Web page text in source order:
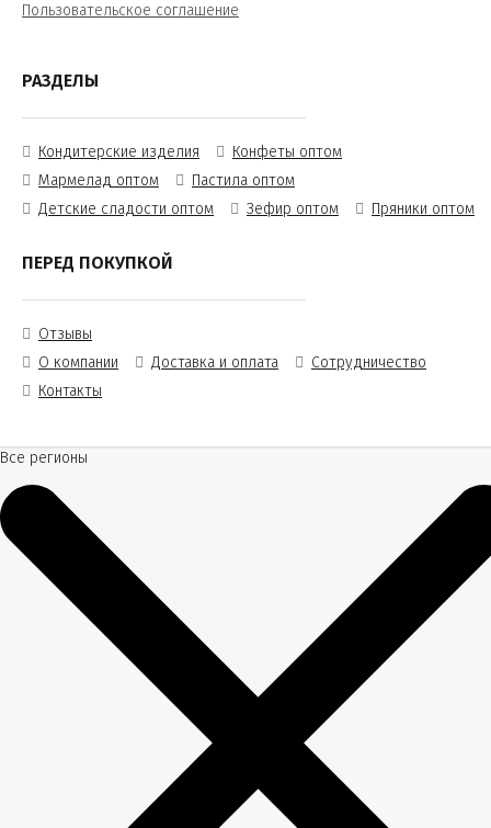
Пользовательское соглашение
РАЗДЕЛЫ
Кондитерские изделия
Конфеты оптом
Мармелад оптом
Пастила оптом
Детские сладости оптом
Зефир оптом Пряники оптом
ПЕРЕД ПОКУПКОЙ
Отзывы
О компании
Доставка и оплата
Сотрудничество
Контакты
Все регионы